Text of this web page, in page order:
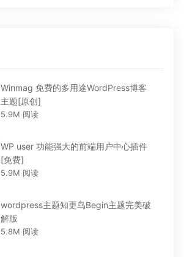
Winmag 免费的多用途WordPress博客
主题[原创]
5.9M 阅读
WP user 功能强大的前端用户中心插件
[免费]
5.9M 阅读
wordpress主题知更鸟Begin主题完美破
解版
5.8M 阅读